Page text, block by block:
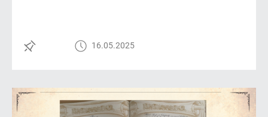
16.05.2025